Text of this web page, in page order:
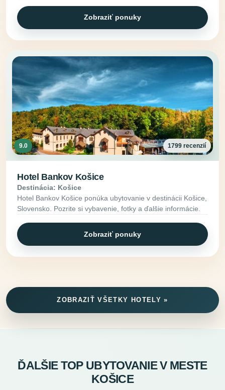
Zobraziť ponuky
9.0 1799 recenzií
Hotel Bankov Košice
Destinácia: Košice
Hotel Bankov Košice ponúka ubytovanie v destinácii Košice,
Slovensko. Pozrite si vybavenie, fotky a ďalšie informácie.
Zobraziť ponuky
ZOBRAZIŤ VŠETKY HOTELY »
ĎALŠIE TOP UBYTOVANIE V MESTE
KOŠICE